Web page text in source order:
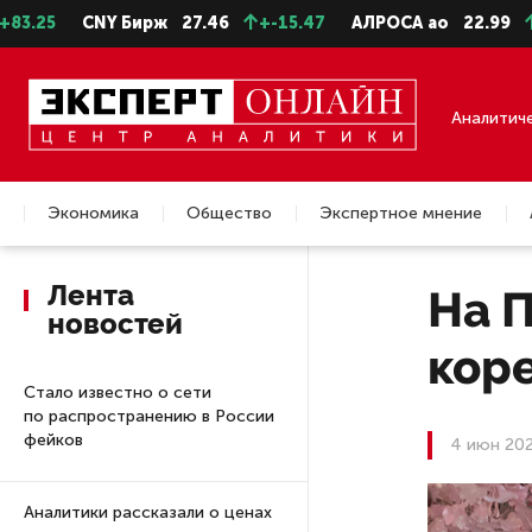
CNY Бирж 27.46 +-15.47 АЛРОСА ао 22.99 +-0.11
Экономика Общество Экспертное мнение
Недвижимость
Лента
новостей
Стало известно о сети
по распространению в России
фейков
Аналитики рассказали о ценах
На
4 июн